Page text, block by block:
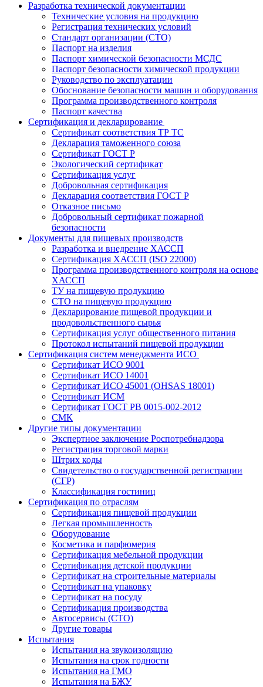
Разработка технической документации
Технические условия на продукцию
Регистрация технических условий
Стандарт организации (СТО)
Паспорт на изделия
Паспорт химической безопасности МСДС
Паспорт безопасности химической продукции
Руководство по эксплуатации
Обоснование безопасности машин и оборудования
Программа производственного контроля
Паспорт качества
Сертификация и декларирование
Сертификат соответствия ТР ТС
Декларация таможенного союза
Сертификат ГОСТ Р
Экологический сертификат
Сертификация услуг
Добровольная сертификация
Декларация соответствия ГОСТ Р
Отказное письмо
Добровольный сертификат пожарной
безопасности
Документы для пищевых производств
Разработка и внедрение ХАССП
Сертификация ХАССП (ISO 22000)
Программа производственного контроля на основе
ХАССП
ТУ на пищевую продукцию
СТО на пищевую продукцию
Декларирование пищевой продукции и
продовольственного сырья
Сертификация услуг общественного питания
Протокол испытаний пищевой продукции
Сертификация систем менеджмента ИСО
Сертификат ИСО 9001
Сертификат ИСО 14001
Сертификат ИСО 45001 (OHSAS 18001)
Сертификат ИСМ
Сертификат ГОСТ РВ 0015-002-2012
СМК
Другие типы документации
Экспертное заключение Роспотребнадзора
Регистрация торговой марки
Штрих коды
Свидетельство о государственной регистрации
(СГР)
Классификация гостиниц
Сертификация по отраслям
Сертификация пищевой продукции
Легкая промышленность
Оборудование
Косметика и парфюмерия
Сертификация мебельной продукции
Сертификация детской продукции
Сертификат на строительные материалы
Сертификат на упаковку
Сертификат на посуду
Сертификация производства
Автосервисы (СТО)
Другие товары
Испытания
Испытания на звукоизоляцию
Испытания на срок годности
Испытания на ГМО
Испытания на БЖУ